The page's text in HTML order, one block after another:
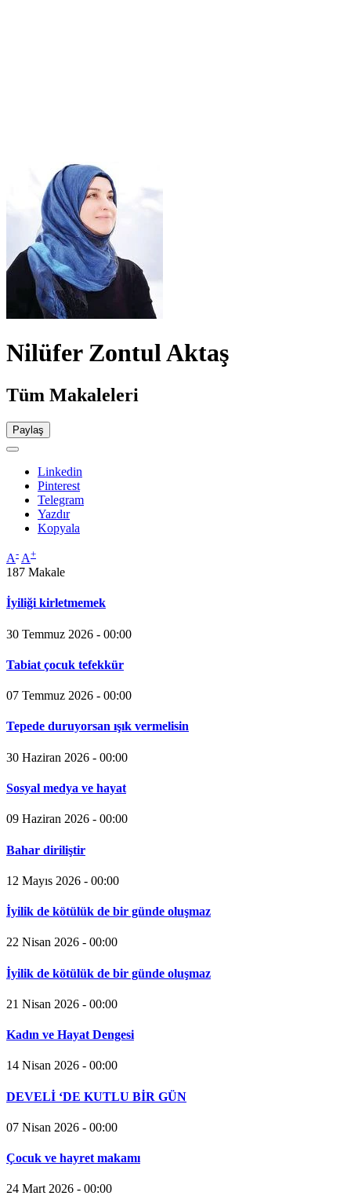
Nilüfer Zontul Aktaş
Tüm Makaleleri
Paylaş
Linkedin
Pinterest
Telegram
Yazdır
Kopyala
A- A+
187 Makale
İyiliği kirletmemek
30 Temmuz 2026 - 00:00
Tabiat çocuk tefekkür
07 Temmuz 2026 - 00:00
Tepede duruyorsan ışık vermelisin
30 Haziran 2026 - 00:00
Sosyal medya ve hayat
09 Haziran 2026 - 00:00
Bahar diriliştir
12 Mayıs 2026 - 00:00
İyilik de kötülük de bir günde oluşmaz
22 Nisan 2026 - 00:00
İyilik de kötülük de bir günde oluşmaz
21 Nisan 2026 - 00:00
Kadın ve Hayat Dengesi
14 Nisan 2026 - 00:00
DEVELİ ‘DE KUTLU BİR GÜN
07 Nisan 2026 - 00:00
Çocuk ve hayret makamı
24 Mart 2026 - 00:00